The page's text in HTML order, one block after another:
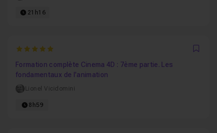
21h16
5
Formation complète Cinema 4D : 7ème partie. Les
fondamentaux de l'animation
Lionel Vicidomini
8h59